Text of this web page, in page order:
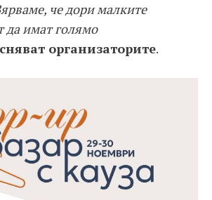
че дори малките
да имат голямо
организаторите.